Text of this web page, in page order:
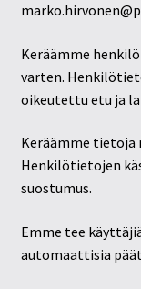
Tietosuojaseloste
Tuotteet
Keräämme
varten.
oikeutettu etu ja
Keräämme tietoja
Henkilötietojen
suostumus.
Emme tee
automaattisia